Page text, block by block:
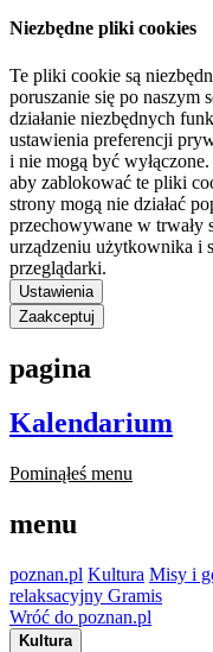
Niezbędne pliki cookies
Te pliki cookie są
poruszanie się po naszym
działanie niezbędnych
ustawienia preferencji
i nie mogą być
aby zablokować te pliki
strony mogą nie działać
przechowywane w trwały
urządzeniu użytkownika i
przeglądarki.
Ustawienia
Zaakceptuj
pagina
Kalendarium
Pominąłeś menu
menu
poznan.pl Kultura Misy i
relaksacyjny Gramis
Wróć do poznan.pl
Kultura